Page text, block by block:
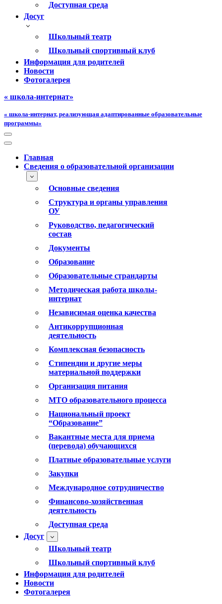
Доступная среда
Досуг
Школьный театр
Школьный спортивный клуб
Информация для родителей
Новости
Фотогалерея
« школа-интернат»
« школа-интернат, реализующая адаптированные образовательные
программы»
Меню
навигации
Меню
навигацииГлавная
Сведения о образовательной организации
Основные сведения
Структура и органы управления
ОУ
Руководство, педагогический
состав
Документы
Образование
Образовательные страндарты
Методическая работа школы-
интернат
Независимая оценка качества
Антикоррупционная
деятельность
Комплексная безопасность
Стипендии и другие меры
материальной поддержки
Организация питания
МТО образовательного процесса
Национальный проект
“Образование”
Вакантные места для приема
(перевода) обучающихся
Платные образовательные услуги
Закупки
Международное сотрудничество
Финансово-хозяйственная
деятельность
Доступная среда
Досуг
Школьный театр
Школьный спортивный клуб
Информация для родителей
Новости
Фотогалерея